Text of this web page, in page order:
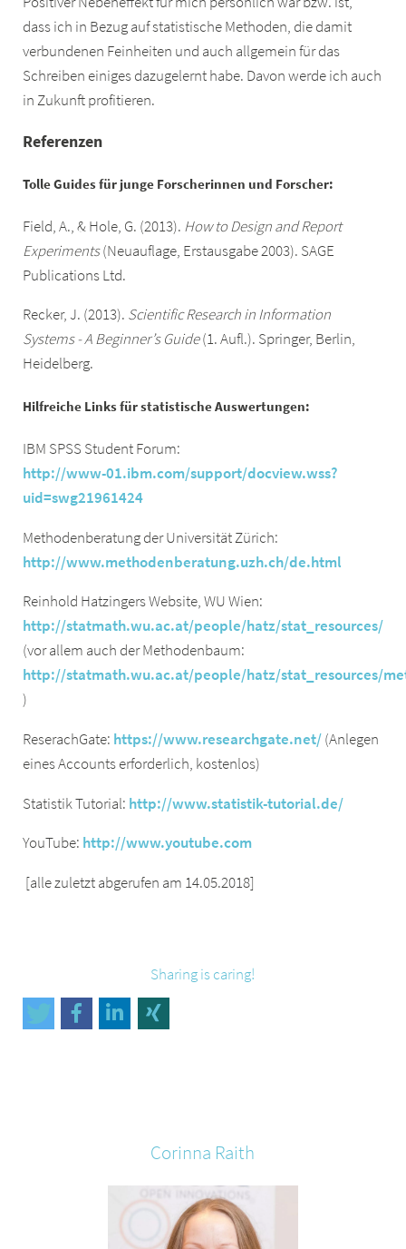
dass ich in Bezug auf statistische Methoden, die damit
verbundenen Feinheiten und auch allgemein für das
Schreiben einiges dazugelernt habe. Davon werde ich auch
in Zukunft profitieren.
Referenzen
Tolle Guides für junge Forscherinnen und Forscher:
Field, A., & Hole, G. (2013). How to Design and Report
Experiments(Neuauflage, Erstausgabe 2003). SAGE
Publications Ltd.
Recker, J. (2013). Scientific Research in Information
Systems - A Beginner’s Guide(1. Aufl.). Springer, Berlin,
Heidelberg.
Hilfreiche Links für statistische Auswertungen:
IBM SPSS Student Forum:
http://www-01.ibm.com/support/docview.wss?
uid=swg21961424
Methodenberatung der Universität Zürich:
http://www.methodenberatung.uzh.ch/de.html
Reinhold Hatzingers Website, WU Wien:
http://statmath.wu.ac.at/people/hatz/stat_resources/
(vor allem auch der Methodenbaum:
http://statmath.wu.ac.at/people/hatz/stat_resources/
)
ReserachGate: https://www.researchgate.net/(Anlegen
eines Accounts erforderlich, kostenlos)
Statistik Tutorial: http://www.statistik-tutorial.de/
YouTube: http://www.youtube.com
[alle zuletzt abgerufen am 14.05.2018]
Sharing is caring!
Corinna Raith